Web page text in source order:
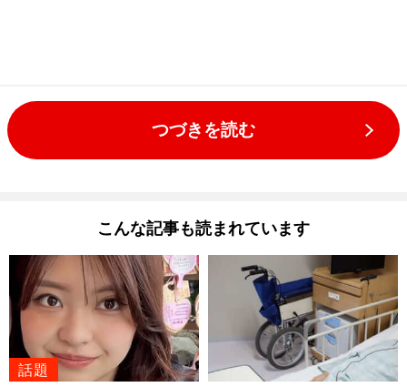
つづきを読む
こんな記事も読まれています
話題